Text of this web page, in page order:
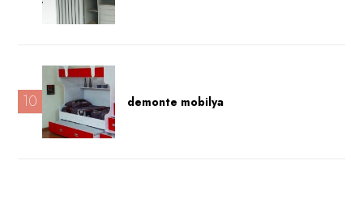
10 demonte mobilya